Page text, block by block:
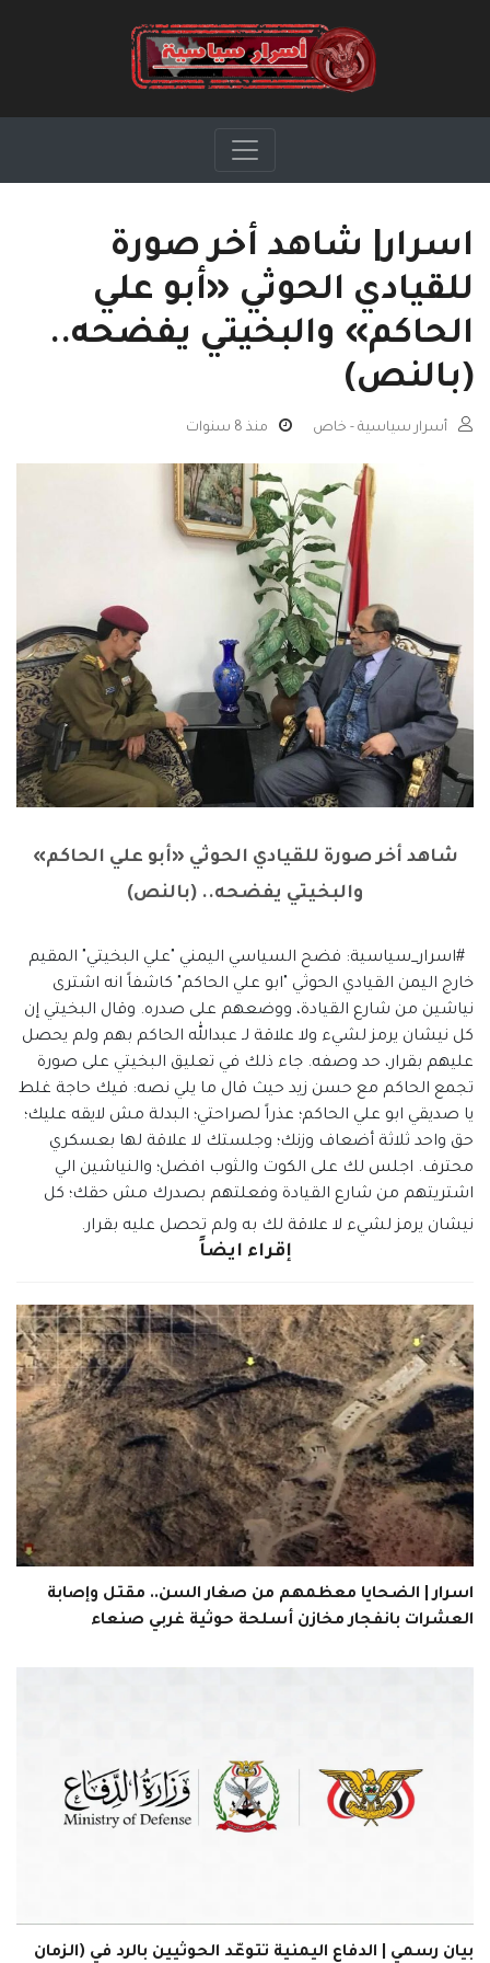
اسرار| شاهد أخر صورة
للقيادي الحوثي «أبو علي
الحاكم» والبخيتي يفضحه..
(بالنص)
أسرار سياسية - خاص منذ 8 سنوات
شاهد أخر صورة للقيادي الحوثي «أبو علي الحاكم»
والبخيتي يفضحه.. (بالنص)
#اسرار_سياسية: فضح السياسي اليمني "علي البخيتي" المقيم
خارج اليمن القيادي الحوثي "ابو علي الحاكم" كاشفاً انه اشترى
نياشين من شارع القيادة، ووضعهم على صدره. وقال البخيتي إن
كل نيشان يرمز لشيء ولا علاقة لـ عبدالله الحاكم بهم ولم يحصل
عليهم بقرار، حد وصفه. جاء ذلك في تعليق البخيتي على صورة
تجمع الحاكم مع حسن زيد حيث قال ما يلي نصه: فيك حاجة غلط
يا صديقي ابو علي الحاكم؛ عذراً لصراحتي؛ البدلة مش لايقه عليك؛
حق واحد ثلاثة أضعاف وزنك؛ وجلستك لا علاقة لها بعسكري
محترف. اجلس لك على الكوت والثوب افضل؛ والنياشين الي
اشتريتهم من شارع القيادة وفعلتهم بصدرك مش حقك؛ كل
نيشان يرمز لشيء لا علاقة لك به ولم تحصل عليه بقرار.
إقراء ايضاً
اسرار | الضحايا معظمهم من صغار السن.. مقتل وإصابة
العشرات بانفجار مخازن أسلحة حوثية غربي صنعاء
بيان رسمي | الدفاع اليمنية تتوعّد الحوثيين بالرد في (الزمان